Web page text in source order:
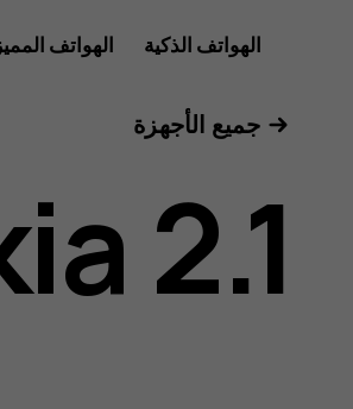
دليل
هاتف
الهواتف الذكية الهواتف
جميع الأجهزة
2.1